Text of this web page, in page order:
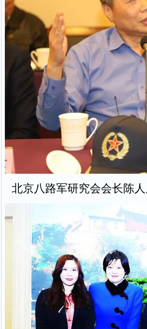
北京八路军研究会会长陈